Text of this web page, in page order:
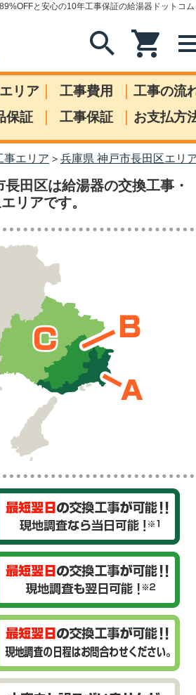
と安心の10年工事保証の給湯器ドットコム
search shopping_cart
リア | 工事費用 | 工事の流
保証 | 工事保証 | お支払方
事エリア > 兵庫県 神戸市長田区エリ
田区は給湯器の交換工事・
リアです。